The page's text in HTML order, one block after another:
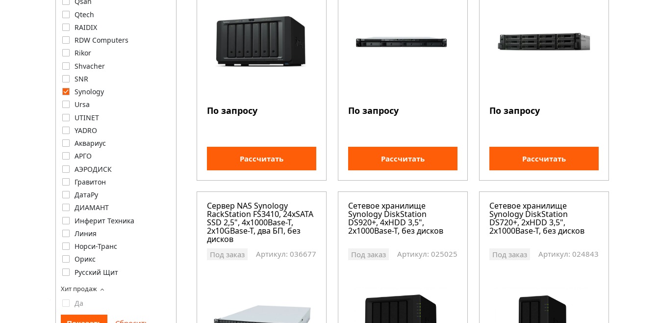
Qtech
RAIDIX
RDW Computers
Rikor
Shvacher
SNR
Synology
Ursa
UTINET
YADRO
Аквариус
АРГО
АЭРОДИСК
Гравитон
ДатаРу
ДИАМАНТ
Инферит Техника
Линия
Норси-Транс
Орикс
Русский Щит
Хит продаж
Да
По запросу
Рассчитать
По запросу
Рассчитать
По запросу
Рассчитать
Сервер NAS Synology
RackStation FS3410, 24xSATA
SSD 2,5", 4х1000Base-T,
2х10GBase-T, два БП, без
дисков
Под заказ Артикул: 036677
Сетевое хранилище
Synology DiskStation
DS920+, 4xHDD 3,5",
2х1000Base-T, без дисков
Под заказ Артикул: 025025
Сетевое хранилище
Synology DiskStation
DS720+, 2xHDD 3,5",
2х1000Base-T, без дисков
Под заказ Артикул: 024843